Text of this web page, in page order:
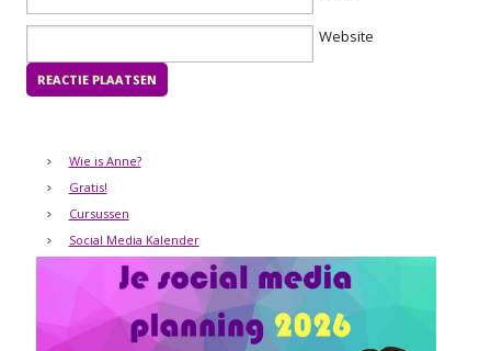
Website
Wie is Anne?
Gratis!
Cursussen
Social Media Kalender